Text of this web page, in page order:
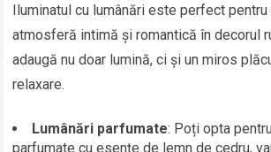
Iluminatul cu lumânări este perfect pentru
atmosferă intimă și romantică în decorul
adaugă nu doar lumină, ci și un miros
relaxare.
Lumânări parfumate: Poți opta
parfumate cu esențe de lemn de cedru,